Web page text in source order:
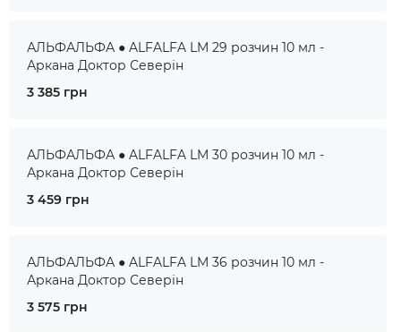
АЛЬФАЛЬФА ● ALFALFA LM 29 розчин 10 мл -
Аркана Доктор Северін
3 385 грн
АЛЬФАЛЬФА ● ALFALFA LM 30 розчин 10 мл -
Аркана Доктор Северін
3 459 грн
АЛЬФАЛЬФА ● ALFALFA LM 36 розчин 10 мл -
Аркана Доктор Северін
3 575 грн